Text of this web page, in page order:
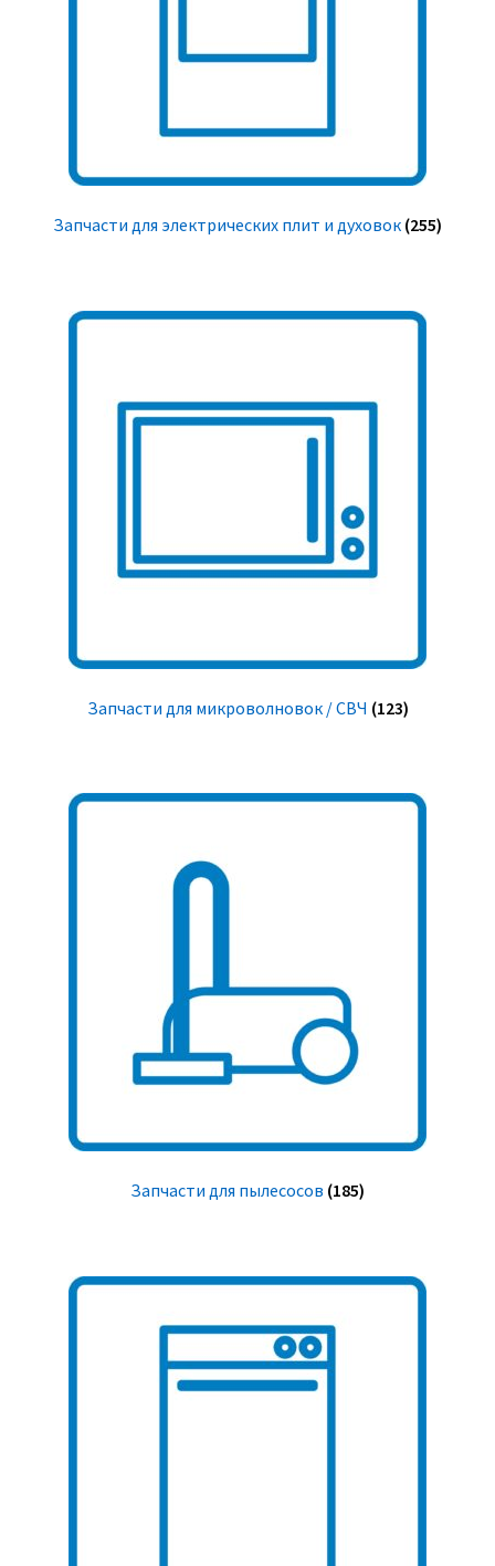
Запчасти для электрических плит и духовок (255)
Запчасти для микроволновок / СВЧ (123)
Запчасти для пылесосов (185)